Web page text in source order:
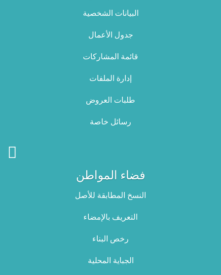
البيانات الشخصية
جدول الأعمال
قائمة المشاركات
إدارة الملفات
طلبات العروض
رسائل خاصة
فضاء المواطن
النسخ المطابقة للأصل
التعريف بالإمضاء
رخص البناء
الجباية المحلية